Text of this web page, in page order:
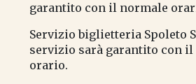
garantito con il normale
Servizio biglietteria Spoleto
servizio sarà garantito con il
orario.